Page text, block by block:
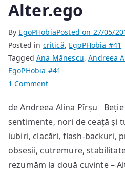
Alter.ego
By EgoPHobiaPosted on 27/05/
Posted in critică, EgoPHobia #41
TaggedAna Mănescu,Andreea
EgoPHobia #41
1 Commenton
de Andreea Alina Pîrșu
sentimente, nori de ceață și
iubiri, clacări, flash-backuri,
obsesii, cutremure,
rezumăm la două cuvinte –